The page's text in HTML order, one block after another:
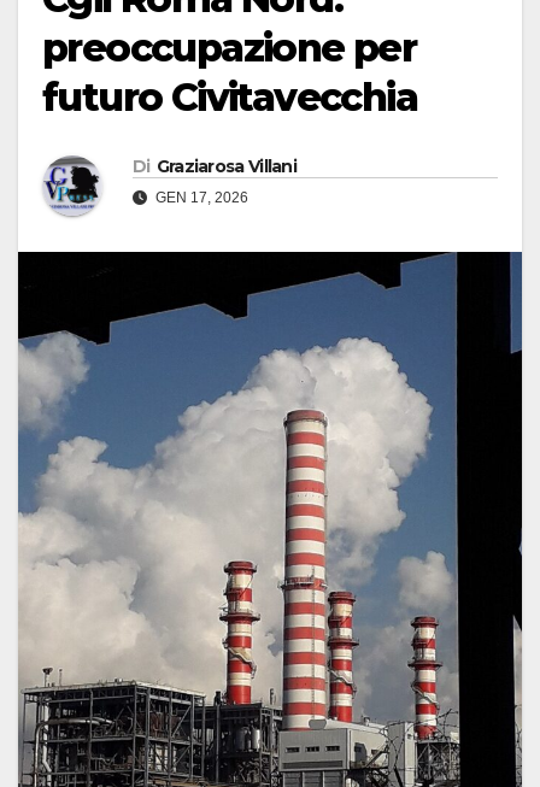
preoccupazione per
futuro Civitavecchia
Di Graziarosa Villani
GEN 17, 2026